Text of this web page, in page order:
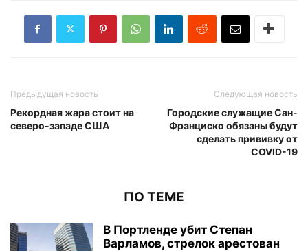
Предыдущая новость
Рекордная жара стоит на
северо-западе США
Следующая новость
Городские служащие Сан-
Франциско обязаны будут
сделать прививку от
COVID-19
ПО ТЕМЕ
В Портленде убит Степан
Варламов, стрелок арестован